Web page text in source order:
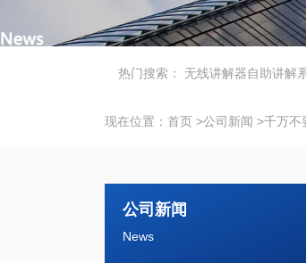
热门搜索： 无线讲解器自助讲解
现在位置： 首页 >公司新闻 >千万不
公司新闻
News